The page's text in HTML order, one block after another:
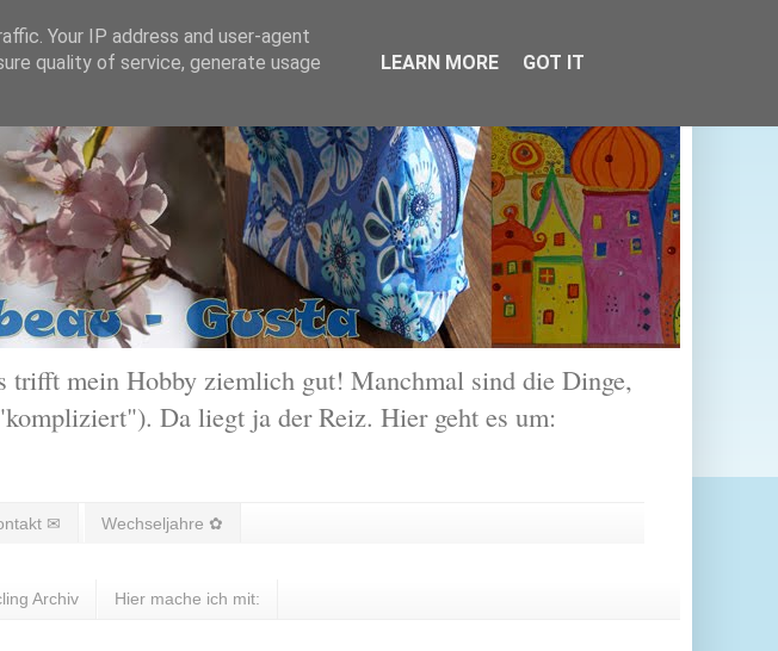
mein Hobby ziemlich gut! Manchmal sind die Dinge,
Da liegt ja der Reiz. Hier geht es um:
✉ Wechseljahre ✿
Archiv Hier mache ich mit:
Your IP address and user-agent
quality of service, generate usage
LEARN MORE GOT IT